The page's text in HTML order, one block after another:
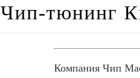
Чип-тюнинг
Компания Чип